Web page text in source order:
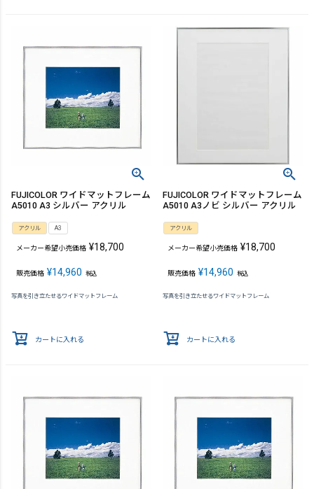
FUJICOLOR ワイドマットフレーム
A5010 A3 シルバー アクリル
アクリル A3
メーカー希望小売価格 ¥18,700
販売価格 ¥14,960 税込
写真を引き立たせるワイドマットフレーム
カートに入れる
FUJICOLOR ワイドマットフレーム
A5010 A3ノビ シルバー アクリル
アクリル
メーカー希望小売価格 ¥18,700
販売価格 ¥14,960 税込
写真を引き立たせるワイドマットフレーム
カートに入れる